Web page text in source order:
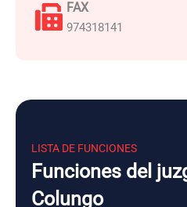
FAX
974318141
LISTA DE FUNCIONES
Funciones del
Colungo